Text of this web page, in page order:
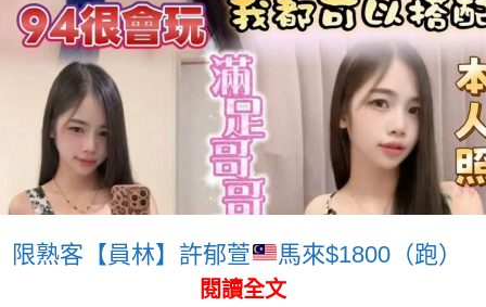
限熟客【員林】許郁萱 馬來$1800（跑）
閱讀全文